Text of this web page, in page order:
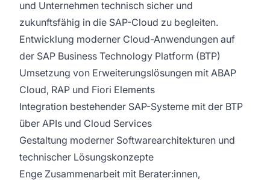
und Unternehmen technisch sicher und
zukunftsfähig in die SAP-Cloud zu begleiten.
Entwicklung moderner Cloud-Anwendungen auf
der SAP Business Technology Platform (BTP)
Umsetzung von Erweiterungslösungen mit ABAP
Cloud, RAP und Fiori Elements
Integration bestehender SAP-Systeme mit der BTP
über APIs und Cloud Services
Gestaltung moderner Softwarearchitekturen und
technischer Lösungskonzepte
Enge Zusammenarbeit mit Berater:innen,